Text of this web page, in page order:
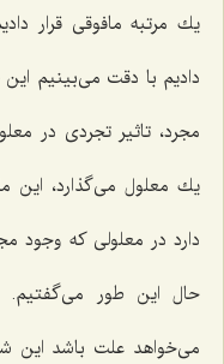
یك مرتبه مافوقى قرار
دادیم با دقت مى‌بینیم
مجرد، تاثیر تجردى در
یك معلول مى‌گذارد، این
دارد در معلولى كه وجود
حال این طور
مى‌خواهد علت باشد این